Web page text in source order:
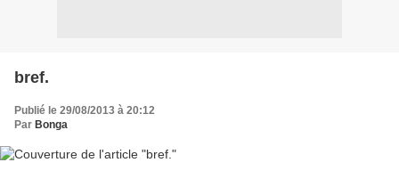
bref.
Publié le 29/08/2013 à 20:12
Par Bonga